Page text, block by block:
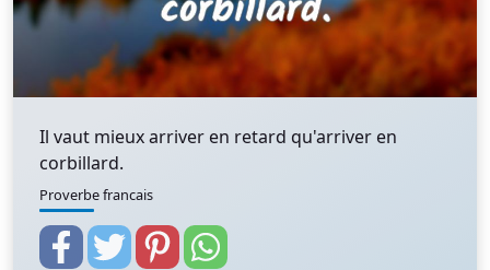
Il vaut mieux arriver en retard qu'arriver en
corbillard.
Proverbe francais